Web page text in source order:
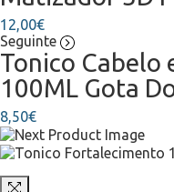
12,00€
Seguinte
Tonico Cabelo
100ML Gota
8,50€